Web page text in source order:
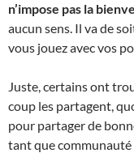
n’impose pas la
aucun sens. Il va de
vous jouez avec vos
Juste, certains ont
coup les partagent,
pour partager de
tant que communauté